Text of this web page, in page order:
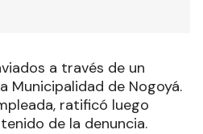
a través de un
Municipalidad de Nogoyá.
ratificó luego
de la denuncia.